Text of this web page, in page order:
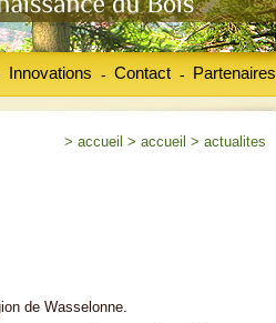
Innovations Contact
- Partenaires
-
> accueil > accueil > actualites
de Wasselonne.